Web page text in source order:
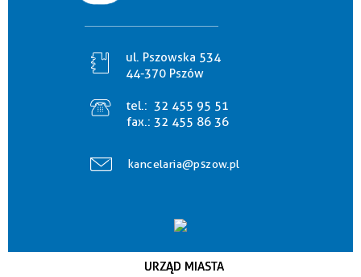
ul. Pszowska 534
44-370 Pszów
tel.: 32 455 95 51
fax.: 32 455 86 36
kancelaria@pszow.pl
URZĄD MIASTA